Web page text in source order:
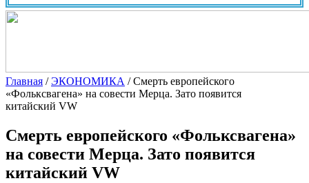
Главная /ЭКОНОМИКА /Смерть европейского
«Фольксвагена» на совести Мерца. Зато появится
китайский VW
Смерть европейского «Фольксвагена»
на совести Мерца. Зато появится
китайский VW